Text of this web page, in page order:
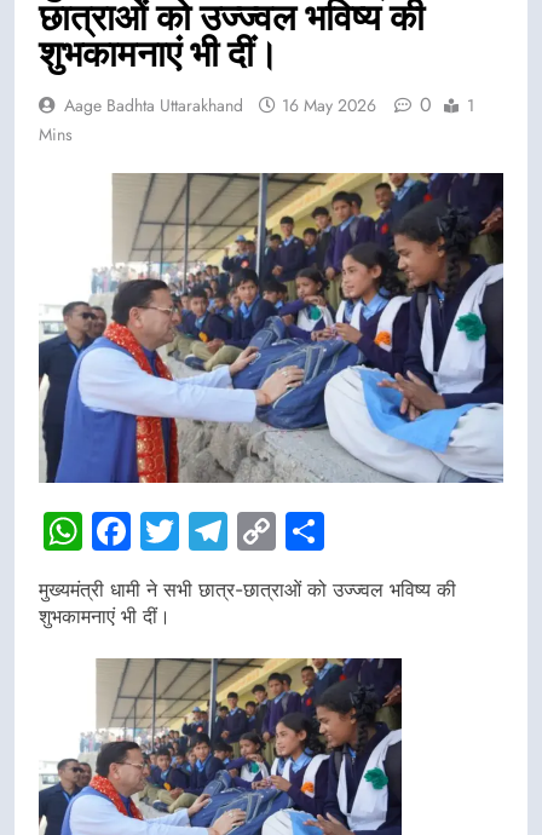
छात्राओं को उज्ज्वल भविष्य की
शुभकामनाएं भी दीं।
Aage Badhta Uttarakhand 16 May 2026 0
1
Mins
WhatsApp
Facebook
Twitter
Telegram
Copy
Link
मुख्यमंत्री धामी ने सभी छात्र-छात्राओं को उज्ज्वल भविष्य की
शुभकामनाएं भी दीं।